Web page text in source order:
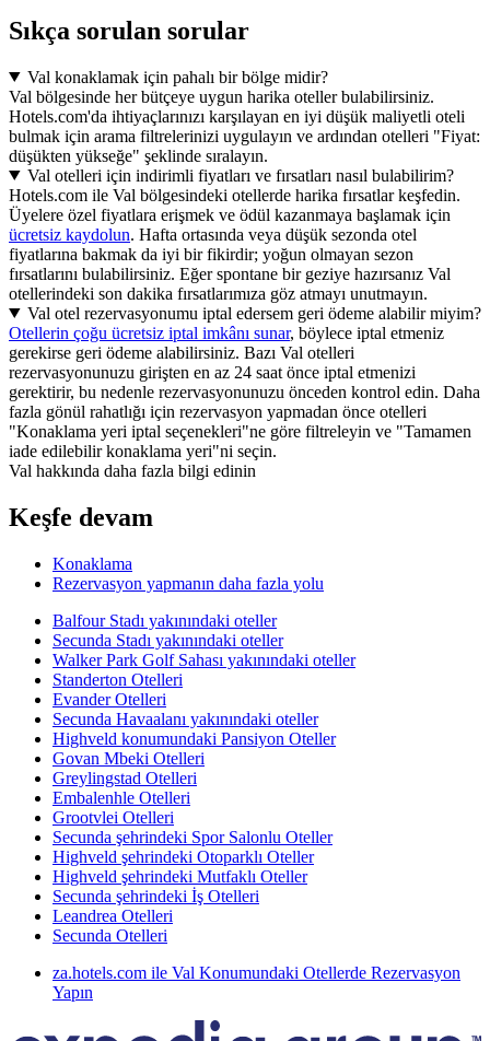
Sıkça sorulan sorular
Val konaklamak için pahalı bir bölge midir?
Val bölgesinde her bütçeye uygun harika oteller bulabilirsiniz.
Hotels.com'da ihtiyaçlarınızı karşılayan en iyi düşük maliyetli oteli
bulmak için arama filtrelerinizi uygulayın ve ardından otelleri "Fiyat:
düşükten yükseğe" şeklinde sıralayın.
Val otelleri için indirimli fiyatları ve fırsatları nasıl bulabilirim?
Hotels.com ile Val bölgesindeki otellerde harika fırsatlar keşfedin.
Üyelere özel fiyatlara erişmek ve ödül kazanmaya başlamak için
ücretsiz kaydolun. Hafta ortasında veya düşük sezonda otel
fiyatlarına bakmak da iyi bir fikirdir; yoğun olmayan sezon
fırsatlarını bulabilirsiniz. Eğer spontane bir geziye hazırsanız Val
otellerindeki son dakika fırsatlarımıza göz atmayı unutmayın.
Val otel rezervasyonumu iptal edersem geri ödeme alabilir miyim?
Otellerin çoğu ücretsiz iptal imkânı sunar, böylece iptal etmeniz
gerekirse geri ödeme alabilirsiniz. Bazı Val otelleri
rezervasyonunuzu girişten en az 24 saat önce iptal etmenizi
gerektirir, bu nedenle rezervasyonunuzu önceden kontrol edin. Daha
fazla gönül rahatlığı için rezervasyon yapmadan önce otelleri
"Konaklama yeri iptal seçenekleri"ne göre filtreleyin ve "Tamamen
iade edilebilir konaklama yeri"ni seçin.
Val hakkında daha fazla bilgi edinin
Keşfe devam
Konaklama
Rezervasyon yapmanın daha fazla yolu
Balfour Stadı yakınındaki oteller
Secunda Stadı yakınındaki oteller
Walker Park Golf Sahası yakınındaki oteller
Standerton Otelleri
Evander Otelleri
Secunda Havaalanı yakınındaki oteller
Highveld konumundaki Pansiyon Oteller
Govan Mbeki Otelleri
Greylingstad Otelleri
Embalenhle Otelleri
Grootvlei Otelleri
Secunda şehrindeki Spor Salonlu Oteller
Highveld şehrindeki Otoparklı Oteller
Highveld şehrindeki Mutfaklı Oteller
Secunda şehrindeki İş Otelleri
Leandrea Otelleri
Secunda Otelleri
za.hotels.com ile Val Konumundaki Otellerde Rezervasyon
Yapın